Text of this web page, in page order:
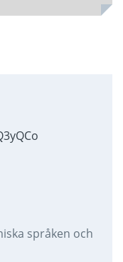
språken och